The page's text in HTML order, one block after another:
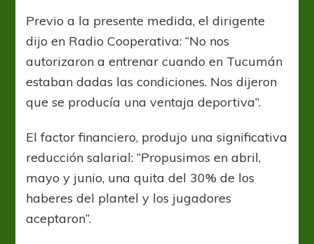
Previo a la presente medida, el dirigente
dijo en Radio Cooperativa: “No nos
autorizaron a entrenar cuando en Tucumán
estaban dadas las condiciones. Nos dijeron
que se producía una ventaja deportiva”.
El factor financiero, produjo una significativa
reducción salarial: “Propusimos en abril,
mayo y junio, una quita del 30% de los
haberes del plantel y los jugadores
aceptaron”.